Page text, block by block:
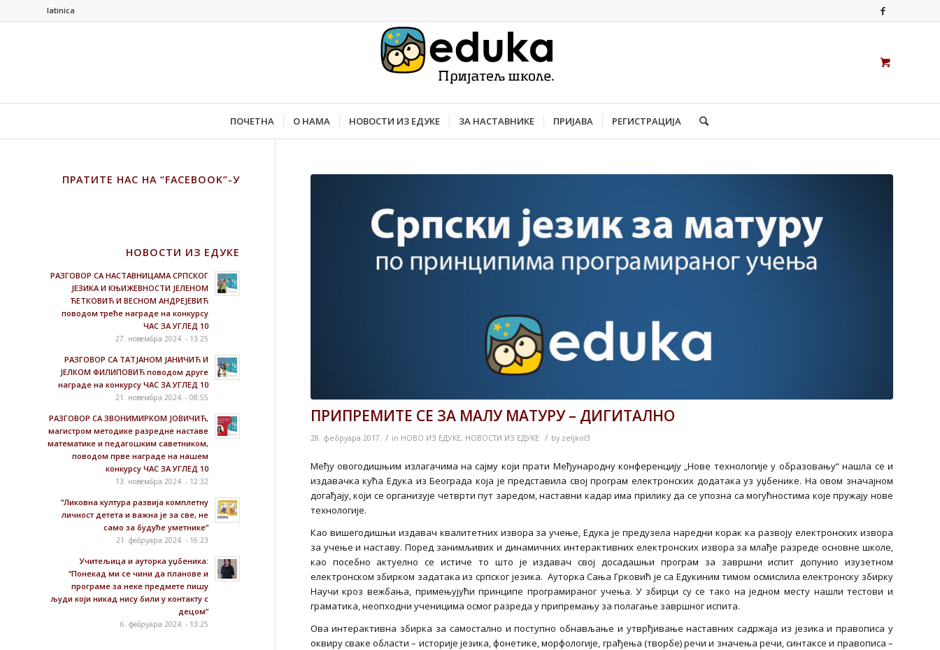
latinica
ПОЧЕТНА О НАМА НОВОСТИ ИЗ ЕДУКЕ ЗА НАСТАВНИКЕ ПРИЈАВА РЕГИСТРАЦИЈА
ПРИПРЕМИТЕ СЕ ЗА МАЛУ МАТУРУ – ДИГИТАЛНО
28. фебруара 2017. / in НОВО ИЗ ЕДУКЕ, НОВОСТИ ИЗ ЕДУКЕ / by zeljkol3
Међу овогодишњим излагачима на сајму који прати Међународну конференцију „Нове технологије у образовању“ нашла се и
издавачка кућа Едука из Београда која је представила свој програм електронских додатака уз уџбенике. На овом значајном
догађају, који се организује четврти пут заредом, наставни кадар има прилику да се упозна са могућностима које пружају нове
технологије.
Као вишегодишњи издавач квалитетних извора за учење, Едука је предузела наредни корак ка развоју електронских извора
за учење и наставу. Поред занимљивих и динамичних интерактивних електронских извора за млађе разреде основне школе,
као посебно актуелно се истиче то што је издавач свој досадашњи програм за завршни испит допунио изузетном
електронском збирком задатака из српског језика. Ауторка Сања Грковић је са Едукиним тимом осмислила електронску збирку
Научи кроз вежбања, примењујући принципе програмираног учења. У збирци су се тако на једном месту нашли тестови и
граматика, неопходни ученицима осмог разреда у припремању за полагање завршног испита.
Ова интерактивна збирка за самостално и поступно обнављање и утврђивање наставних садржаја из језика и правописа у
оквиру сваке области – историје језика, фонетике, морфологије, грађења (творбе) речи и значења речи, синтаксе и правописа –
ПРАТИТЕ НАС НА “FACEBOOK”-У
НОВОСТИ ИЗ ЕДУКЕ
РАЗГОВОР СА НАСТАВНИЦАМА СРПСКОГ
ЈЕЗИКА И КЊИЖЕВНОСТИ ЈЕЛЕНОМ
ЋЕТКОВИЋ И ВЕСНОМ АНДРЕЈЕВИЋ
поводом треће награде на конкурсу
ЧАС ЗА УГЛЕД 10
27. новембра 2024. - 13:25
РАЗГОВОР СА ТАТЈАНОМ ЈАНИЧИЋ И
ЈЕЛКОМ ФИЛИПОВИЋ поводом друге
награде на конкурсу ЧАС ЗА УГЛЕД 10
21. новембра 2024. - 08:55
РАЗГОВОР СА ЗВОНИМИРКОМ ЈОВИЧИЋ,
магистром методике разредне наставе
математике и педагошким саветником,
поводом прве награде на нашем
конкурсу ЧАС ЗА УГЛЕД 10
13. новембра 2024. - 12:32
“Ликовна култура развија комплетну
личност детета и важна је за све, не
само за будуће уметнике”
21. фебруара 2024. - 16:23
Учитељица и ауторка уџбеника:
“Понекад ми се чини да планове и
програме за неке предмете пишу
људи који никад нису били у контакту с
децом”
6. фебруара 2024. - 13:25